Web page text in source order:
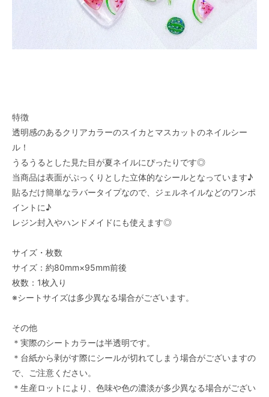
特徴
透明感のあるクリアカラーのスイカとマスカットのネイルシー
ル！
うるうるとした見た目が夏ネイルにぴったりです◎
当商品は表面がぷっくりとした立体的なシールとなっています♪
貼るだけ簡単なラバータイプなので、ジェルネイルなどのワンポ
イントに♪
レジン封入やハンドメイドにも使えます◎
サイズ・枚数
サイズ：約80mm×95mm前後
枚数：1枚入り
※シートサイズは多少異なる場合がございます。
その他
＊実際のシートカラーは半透明です。
＊台紙から剥がす際にシールが切れてしまう場合がございますの
で、ご注意ください。
＊生産ロットにより、色味や色の濃淡が多少異なる場合がござい